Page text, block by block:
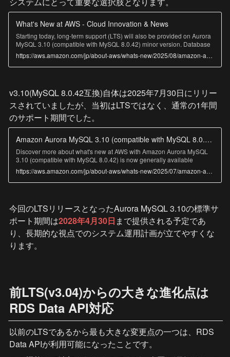
What's New at AWS - Cloud Innovation & News
Starting today, long-term support (LTS) will also be provided on Aurora
MySQL 3.10 (compatible with MySQL 8.0.42) minor version. Database
clusters that use LTS releases can stay on the same minor version for
at least three years or until end of standard support for the major
version, whichever is sooner. During the lifetime of an Aurora MySQL
features. For more details about Aurora MySQL 3.10, refer to the Aurora
MySQL 3.10 launch announcement and release notes. This is the
second minor version designated as LTS on Aurora MySQL-
Compatible Edition 3 in addition to Aurora MySQL 3.04 (compatible
with MySQL 8.0.26) minor version. This LTS version does not change
versions. For more details about LTS and how to stay on the LTS minor
version, refer to LTS documentation. This LTS release is available in all
AWS regions where Aurora MySQL is available. Amazon Aurora is
designed for unparalleled high performance and availability at global
scale with full MySQL and PostgreSQL compatibility. It provides built-in
security, continuous backups, serverless compute, up to 15 read
our getting started page.
https://aws.amazon.com/jp/about-aws/whats-new/2025/08/amazon-aurora-mysql-3-10-as-long-term-support-release/
v3.10(MySQL 8.0.42互換)自体は2025年7月30日にリリー
スされていましたが、当初はLTSではなく、通常の1年間
のサポート期間でした。
Amazon Aurora MySQL 3.10 (compatible with MySQL 8.0.42) is now generally available - AWS
Discover more about what's new at AWS with Amazon Aurora MySQL
3.10 (compatible with MySQL 8.0.42) is now generally available
https://aws.amazon.com/jp/about-aws/whats-new/2025/07/amazon-aurora-mysql-310/
今回のLTSリリースとなったAurora MySQL 3.10の標準サ
ポート期間は2028年4月30日 まで提供される予定であ
り、長期的な視点でのシステム運用計画が立てやすくな
ります。
前LTS(v3.04)からの大きな進化点は
RDS Data API対応
以前のLTSであるから最も大きな変更点の一つは、RDS
Data APIが利用可能になったことです。